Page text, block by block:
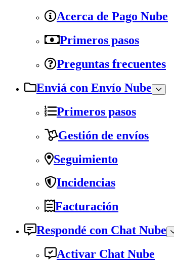
Acerca de Pago Nube
Primeros pasos
Preguntas frecuentes
Enviá con Envío Nube
Primeros pasos
Gestión de envíos
Seguimiento
Incidencias
Facturación
Respondé con Chat Nube
Activar Chat Nube